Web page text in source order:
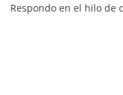
Respondo en el hilo de